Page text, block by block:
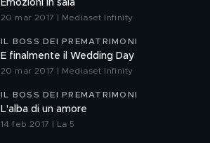
Emozioni in sala
20 mar 2017 | Mediaset Infinity
IL BOSS DEI PREMATRIMONI
E finalmente il Wedding Day
20 mar 2017 | Mediaset Infinity
IL BOSS DEI PREMATRIMONI
L'alba di un amore
14 feb 2017 | La 5